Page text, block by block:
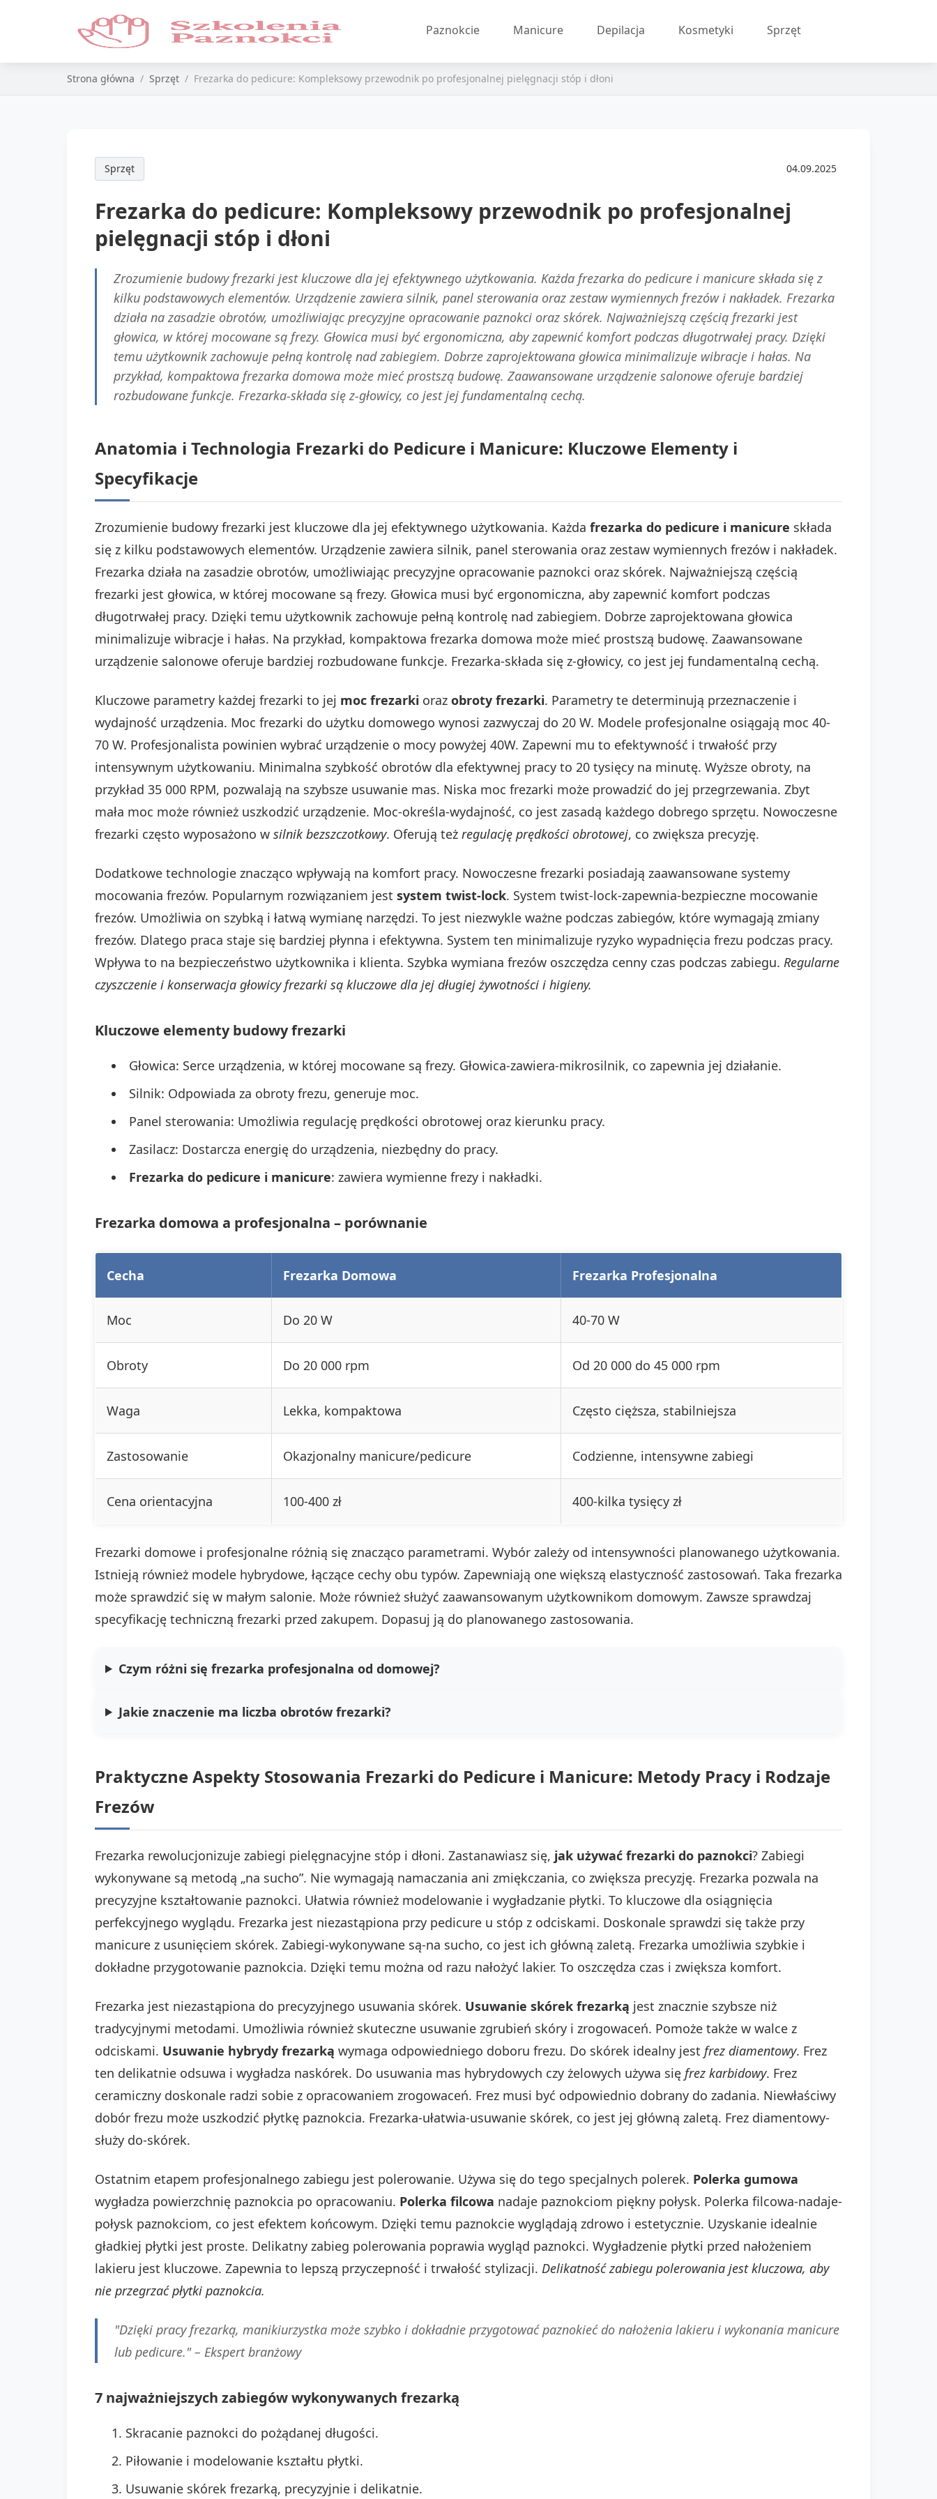
Paznokcie Manicure Depilacja Kosmetyki Sprzęt
Strona główna Sprzęt Frezarka do pedicure: Kompleksowy przewodnik po profesjonalnej pielęgnacji stóp i dłoni
Sprzęt 04.09.2025
Frezarka do pedicure: Kompleksowy przewodnik po profesjonalnej
pielęgnacji stóp i dłoni
Zrozumienie budowy frezarki jest kluczowe dla jej efektywnego użytkowania. Każda frezarka do pedicure i manicure składa się z
kilku podstawowych elementów. Urządzenie zawiera silnik, panel sterowania oraz zestaw wymiennych frezów i nakładek. Frezarka
działa na zasadzie obrotów, umożliwiając precyzyjne opracowanie paznokci oraz skórek. Najważniejszą częścią frezarki jest
głowica, w której mocowane są frezy. Głowica musi być ergonomiczna, aby zapewnić komfort podczas długotrwałej pracy. Dzięki
temu użytkownik zachowuje pełną kontrolę nad zabiegiem. Dobrze zaprojektowana głowica minimalizuje wibracje i hałas. Na
przykład, kompaktowa frezarka domowa może mieć prostszą budowę. Zaawansowane urządzenie salonowe oferuje bardziej
rozbudowane funkcje. Frezarka-składa się z-głowicy, co jest jej fundamentalną cechą.
Anatomia i Technologia Frezarki do Pedicure i Manicure: Kluczowe Elementy i
Specyfikacje
Zrozumienie budowy frezarki jest kluczowe dla jej efektywnego użytkowania. Każda frezarka do pedicure i manicure składa
się z kilku podstawowych elementów. Urządzenie zawiera silnik, panel sterowania oraz zestaw wymiennych frezów i nakładek.
Frezarka działa na zasadzie obrotów, umożliwiając precyzyjne opracowanie paznokci oraz skórek. Najważniejszą częścią
frezarki jest głowica, w której mocowane są frezy. Głowica musi być ergonomiczna, aby zapewnić komfort podczas
długotrwałej pracy. Dzięki temu użytkownik zachowuje pełną kontrolę nad zabiegiem. Dobrze zaprojektowana głowica
minimalizuje wibracje i hałas. Na przykład, kompaktowa frezarka domowa może mieć prostszą budowę. Zaawansowane
urządzenie salonowe oferuje bardziej rozbudowane funkcje. Frezarka-składa się z-głowicy, co jest jej fundamentalną cechą.
Kluczowe parametry każdej frezarki to jej moc frezarki oraz obroty frezarki. Parametry te determinują przeznaczenie i
wydajność urządzenia. Moc frezarki do użytku domowego wynosi zazwyczaj do 20 W. Modele profesjonalne osiągają moc 40-
70 W. Profesjonalista powinien wybrać urządzenie o mocy powyżej 40W. Zapewni mu to efektywność i trwałość przy
intensywnym użytkowaniu. Minimalna szybkość obrotów dla efektywnej pracy to 20 tysięcy na minutę. Wyższe obroty, na
przykład 35 000 RPM, pozwalają na szybsze usuwanie mas. Niska moc frezarki może prowadzić do jej przegrzewania. Zbyt
mała moc może również uszkodzić urządzenie. Moc-określa-wydajność, co jest zasadą każdego dobrego sprzętu. Nowoczesne
frezarki często wyposażono w silnik bezszczotkowy. Oferują też regulację prędkości obrotowej, co zwiększa precyzję.
Dodatkowe technologie znacząco wpływają na komfort pracy. Nowoczesne frezarki posiadają zaawansowane systemy
mocowania frezów. Popularnym rozwiązaniem jest system twist-lock. System twist-lock-zapewnia-bezpieczne mocowanie
frezów. Umożliwia on szybką i łatwą wymianę narzędzi. To jest niezwykle ważne podczas zabiegów, które wymagają zmiany
frezów. Dlatego praca staje się bardziej płynna i efektywna. System ten minimalizuje ryzyko wypadnięcia frezu podczas pracy.
Wpływa to na bezpieczeństwo użytkownika i klienta. Szybka wymiana frezów oszczędza cenny czas podczas zabiegu. Regularne
czyszczenie i konserwacja głowicy frezarki są kluczowe dla jej długiej żywotności i higieny.
Kluczowe elementy budowy frezarki
Głowica: Serce urządzenia, w której mocowane są frezy. Głowica-zawiera-mikrosilnik, co zapewnia jej działanie.
Silnik: Odpowiada za obroty frezu, generuje moc.
Panel sterowania: Umożliwia regulację prędkości obrotowej oraz kierunku pracy.
Zasilacz: Dostarcza energię do urządzenia, niezbędny do pracy.
Frezarka do pedicure i manicure: zawiera wymienne frezy i nakładki.
Frezarka domowa a profesjonalna – porównanie
Cecha Frezarka Domowa Frezarka Profesjonalna
Moc Do 20 W 40-70 W
Obroty Do 20 000 rpm Od 20 000 do 45 000 rpm
Waga Lekka, kompaktowa Często cięższa, stabilniejsza
Zastosowanie Okazjonalny manicure/pedicure Codzienne, intensywne zabiegi
Cena orientacyjna 100-400 zł 400-kilka tysięcy zł
Frezarki domowe i profesjonalne różnią się znacząco parametrami. Wybór zależy od intensywności planowanego użytkowania.
Istnieją również modele hybrydowe, łączące cechy obu typów. Zapewniają one większą elastyczność zastosowań. Taka frezarka
może sprawdzić się w małym salonie. Może również służyć zaawansowanym użytkownikom domowym. Zawsze sprawdzaj
specyfikację techniczną frezarki przed zakupem. Dopasuj ją do planowanego zastosowania.
Czym różni się frezarka profesjonalna od domowej?
Jakie znaczenie ma liczba obrotów frezarki?
Praktyczne Aspekty Stosowania Frezarki do Pedicure i Manicure: Metody Pracy i Rodzaje
Frezów
Frezarka rewolucjonizuje zabiegi pielęgnacyjne stóp i dłoni. Zastanawiasz się, jak używać frezarki do paznokci? Zabiegi
wykonywane są metodą „na sucho”. Nie wymagają namaczania ani zmiękczania, co zwiększa precyzję. Frezarka pozwala na
precyzyjne kształtowanie paznokci. Ułatwia również modelowanie i wygładzanie płytki. To kluczowe dla osiągnięcia
perfekcyjnego wyglądu. Frezarka jest niezastąpiona przy pedicure u stóp z odciskami. Doskonale sprawdzi się także przy
manicure z usunięciem skórek. Zabiegi-wykonywane są-na sucho, co jest ich główną zaletą. Frezarka umożliwia szybkie i
dokładne przygotowanie paznokcia. Dzięki temu można od razu nałożyć lakier. To oszczędza czas i zwiększa komfort.
Frezarka jest niezastąpiona do precyzyjnego usuwania skórek. Usuwanie skórek frezarką jest znacznie szybsze niż
tradycyjnymi metodami. Umożliwia również skuteczne usuwanie zgrubień skóry i zrogowaceń. Pomoże także w walce z
odciskami. Usuwanie hybrydy frezarką wymaga odpowiedniego doboru frezu. Do skórek idealny jest frez diamentowy. Frez
ten delikatnie odsuwa i wygładza naskórek. Do usuwania mas hybrydowych czy żelowych używa się frez karbidowy. Frez
ceramiczny doskonale radzi sobie z opracowaniem zrogowaceń. Frez musi być odpowiednio dobrany do zadania. Niewłaściwy
dobór frezu może uszkodzić płytkę paznokcia. Frezarka-ułatwia-usuwanie skórek, co jest jej główną zaletą. Frez diamentowy-
służy do-skórek.
Ostatnim etapem profesjonalnego zabiegu jest polerowanie. Używa się do tego specjalnych polerek. Polerka gumowa
wygładza powierzchnię paznokcia po opracowaniu. Polerka filcowa nadaje paznokciom piękny połysk. Polerka filcowa-nadaje-
połysk paznokciom, co jest efektem końcowym. Dzięki temu paznokcie wyglądają zdrowo i estetycznie. Uzyskanie idealnie
gładkiej płytki jest proste. Delikatny zabieg polerowania poprawia wygląd paznokci. Wygładzenie płytki przed nałożeniem
lakieru jest kluczowe. Zapewnia to lepszą przyczepność i trwałość stylizacji. Delikatność zabiegu polerowania jest kluczowa, aby
nie przegrzać płytki paznokcia.
"Dzięki pracy frezarką, manikiurzystka może szybko i dokładnie przygotować paznokieć do nałożenia lakieru i wykonania manicure
lub pedicure." – Ekspert branżowy
7 najważniejszych zabiegów wykonywanych frezarką
Skracanie paznokci do pożądanej długości.
Piłowanie i modelowanie kształtu płytki.
Usuwanie skórek frezarką, precyzyjnie i delikatnie.